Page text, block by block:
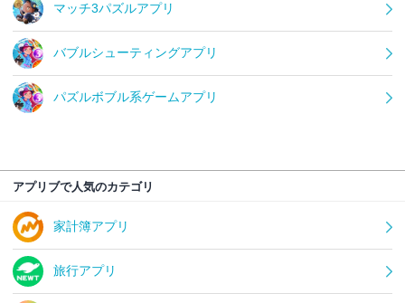
マッチ3パズルアプリ
バブルシューティングアプリ
パズルボブル系ゲームアプリ
アプリブで人気のカテゴリ
家計簿アプリ
旅行アプリ